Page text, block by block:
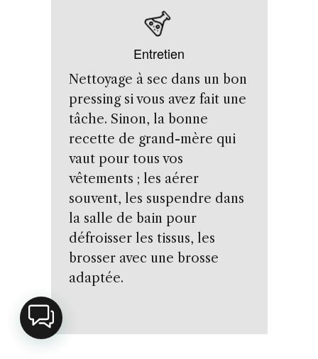
Entretien
Nettoyage à sec dans un bon
pressing si vous avez fait une
tâche. Sinon, la bonne
recette de grand-mère qui
vaut pour tous vos
vêtements ; les aérer
souvent, les suspendre dans
la salle de bain pour
défroisser les tissus, les
brosser avec une brosse
adaptée.